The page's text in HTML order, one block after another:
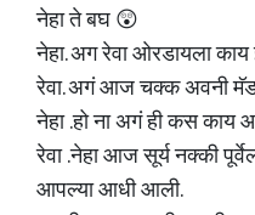
नेहा ते बघ 😲
नेहा. अग रेवा ओरडायला
रेवा. अगं आज चक्क अवनी
नेहा .हो ना अगं ही कस
रेवा .नेहा आज सूर्य नक्की
आपल्या आधी आली.